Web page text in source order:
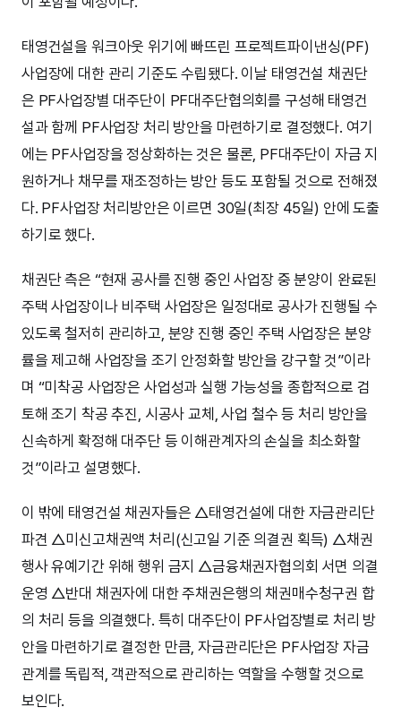
태영건설을 워크아웃 위기에 빠뜨린 프로젝트파이낸싱(PF)
사업장에 대한 관리 기준도 수립됐다. 이날 태영건설 채권단
은 PF사업장별 대주단이 PF대주단협의회를 구성해 태영건
설과 함께 PF사업장 처리 방안을 마련하기로 결정했다. 여기
에는 PF사업장을 정상화하는 것은 물론, PF대주단이 자금 지
원하거나 채무를 재조정하는 방안 등도 포함될 것으로 전해졌
다. PF사업장 처리방안은 이르면 30일(최장 45일) 안에 도출
하기로 했다.
채권단 측은 “현재 공사를 진행 중인 사업장 중 분양이 완료된
주택 사업장이나 비주택 사업장은 일정대로 공사가 진행될 수
있도록 철저히 관리하고, 분양 진행 중인 주택 사업장은 분양
률을 제고해 사업장을 조기 안정화할 방안을 강구할 것”이라
며 “미착공 사업장은 사업성과 실행 가능성을 종합적으로 검
토해 조기 착공 추진, 시공사 교체, 사업 철수 등 처리 방안을
신속하게 확정해 대주단 등 이해관계자의 손실을 최소화할
것”이라고 설명했다.
이 밖에 태영건설 채권자들은 △태영건설에 대한 자금관리단
파견 △미신고채권액 처리(신고일 기준 의결권 획득) △채권
행사 유예기간 위해 행위 금지 △금융채권자협의회 서면 의결
운영 △반대 채권자에 대한 주채권은행의 채권매수청구권 합
의 처리 등을 의결했다. 특히 대주단이 PF사업장별로 처리 방
안을 마련하기로 결정한 만큼, 자금관리단은 PF사업장 자금
관계를 독립적, 객관적으로 관리하는 역할을 수행할 것으로
보인다.